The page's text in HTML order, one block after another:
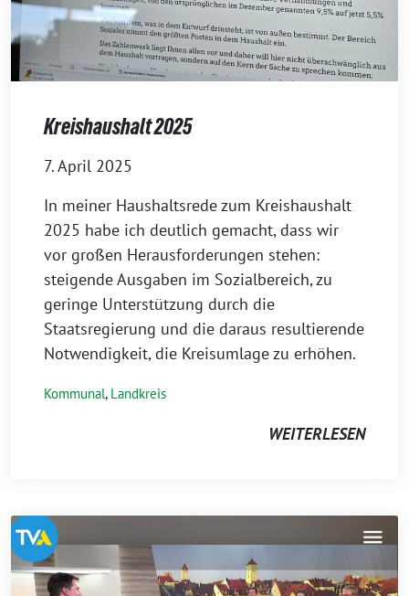
Kreishaushalt 2025
7. April 2025
In meiner Haushaltsrede zum Kreishaushalt
2025 habe ich deutlich gemacht, dass wir
vor großen Herausforderungen stehen:
steigende Ausgaben im Sozialbereich, zu
geringe Unterstützung durch die
Staatsregierung und die daraus resultierende
Notwendigkeit, die Kreisumlage zu erhöhen.
Kommunal, Landkreis
WEITERLESEN